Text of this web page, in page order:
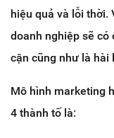
hiệu quả và lỗi thời.
doanh nghiệp sẽ có
cận cũng như là hài
Mô hình marketing
4 thành tố là: